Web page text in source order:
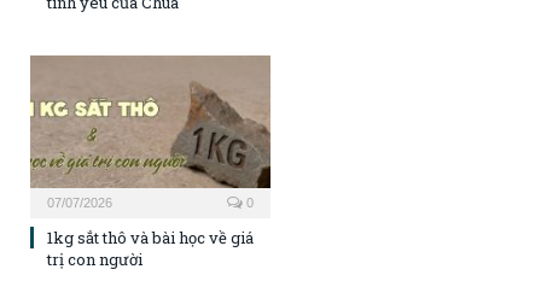
07/07/2026 0
1kg sắt thô và bài học về giá
trị con người